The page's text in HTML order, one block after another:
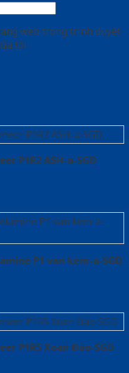
web trong trình duyệt
tôi.
P1R2 ASH-a-SGD
P1 van kem-a-SGD
P1R5 Xoan Đào-SGD